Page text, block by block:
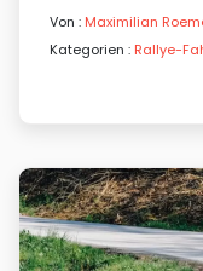
Von : Maximilian
Kategorien : Rallye-